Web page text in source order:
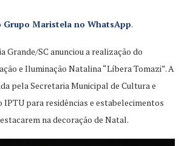
Grupo Maristela no WhatsApp.
Grande/SC anunciou a realização do
e Iluminação Natalina “Líbera Tomazi”. A
pela Secretaria Municipal de Cultura e
IPTU para residências e estabelecimentos
na decoração de Natal.